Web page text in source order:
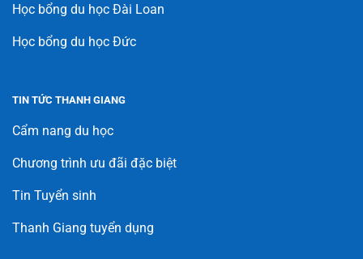
Học bổng du học Đài Loan
Học bổng du học Đức
TIN TỨC THANH GIANG
Cẩm nang du học
Chương trình ưu đãi đặc biệt
Tin Tuyển sinh
Thanh Giang tuyển dụng